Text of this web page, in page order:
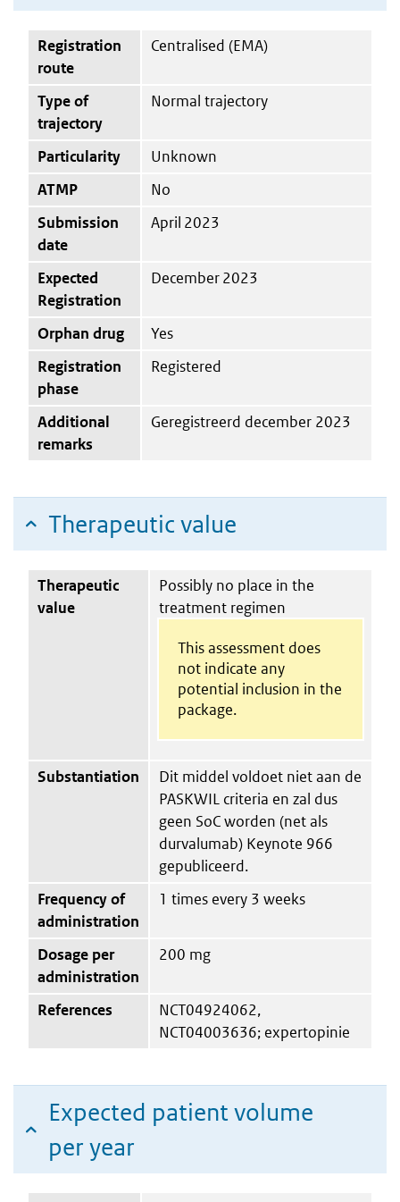
Registration
route
Centralised (EMA)
Type of
trajectory
Normal trajectory
Particularity
Unknown
ATMP
No
Submission
date
April 2023
Expected
Registration
December 2023
Orphan drug
Yes
Registration
phase
Registered
Additional
remarks
Geregistreerd december 2023
Therapeutic value
Therapeutic
value
Possibly no place in the
treatment regimen
This assessment does
not indicate any
potential inclusion in the
package.
Substantiation
Dit middel voldoet niet aan de
PASKWIL criteria en zal dus
geen SoC worden (net als
durvalumab) Keynote 966
gepubliceerd.
Frequency of
administration
1 times every 3 weeks
Dosage per
administration
200 mg
References
NCT04924062,
NCT04003636; expertopinie
Expected patient volume
per year